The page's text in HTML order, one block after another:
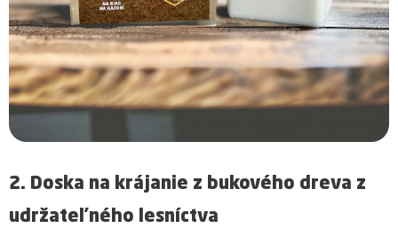
2. Doska na krájanie z bukového dreva z
udržateľného lesníctva